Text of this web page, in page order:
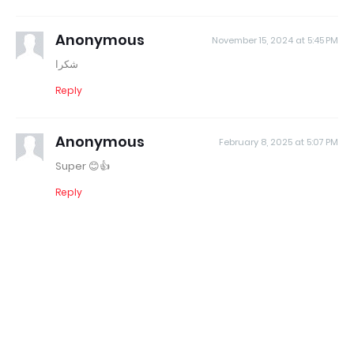
Anonymous November 15, 2024 at 5:45 PM
شكرا
Reply
Anonymous February 8, 2025 at 5:07 PM
Super 😊👍
Reply